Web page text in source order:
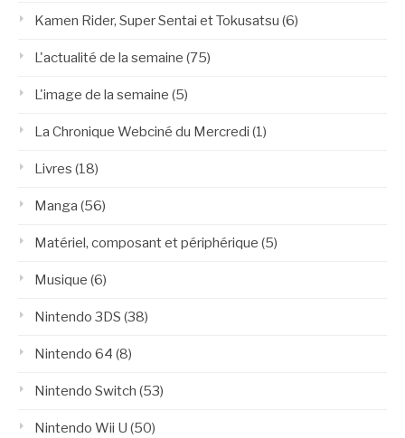
Kamen Rider, Super Sentai et Tokusatsu (6)
L'actualité de la semaine (75)
L'image de la semaine (5)
La Chronique Webciné du Mercredi (1)
Livres (18)
Manga (56)
Matériel, composant et périphérique (5)
Musique (6)
Nintendo 3DS (38)
Nintendo 64 (8)
Nintendo Switch (53)
Nintendo Wii U (50)